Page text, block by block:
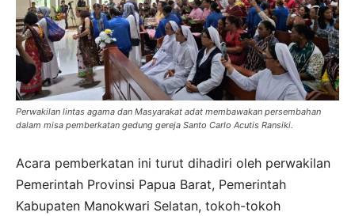
Perwakilan lintas agama dan Masyarakat adat membawakan persembahan
dalam misa pemberkatan gedung gereja Santo Carlo Acutis Ransiki.
Acara pemberkatan ini turut dihadiri oleh perwakilan
Pemerintah Provinsi Papua Barat, Pemerintah
Kabupaten Manokwari Selatan, tokoh-tokoh